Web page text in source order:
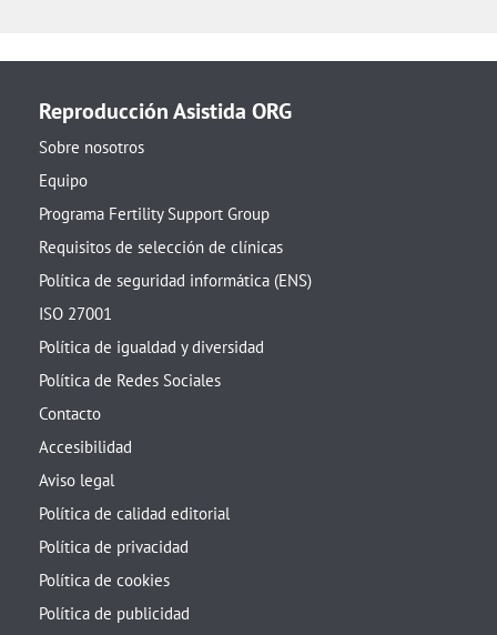
Reproducción Asistida ORG
Sobre nosotros
Equipo
Programa Fertility Support Group
Requisitos de selección de clínicas
Política de seguridad informática (ENS)
ISO 27001
Política de igualdad y diversidad
Política de Redes Sociales
Contacto
Accesibilidad
Aviso legal
Política de calidad editorial
Política de privacidad
Política de cookies
Política de publicidad